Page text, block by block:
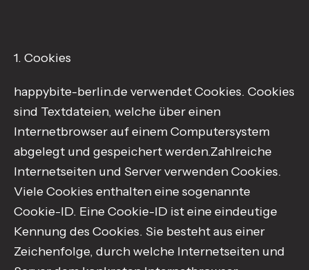
1. Cookies
happybite-berlin.de verwendet Cookies. Cookies
sind Textdateien, welche über einen
Internetbrowser auf einem Computersystem
abgelegt und gespeichert werden.Zahlreiche
Internetseiten und Server verwenden Cookies.
Viele Cookies enthalten eine sogenannte
Cookie-ID. Eine Cookie-ID ist eine eindeutige
Kennung des Cookies. Sie besteht aus einer
Zeichenfolge, durch welche Internetseiten und